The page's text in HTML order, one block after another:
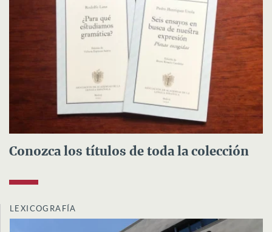
Conozca los títulos de toda la colección
LEXICOGRAFÍA